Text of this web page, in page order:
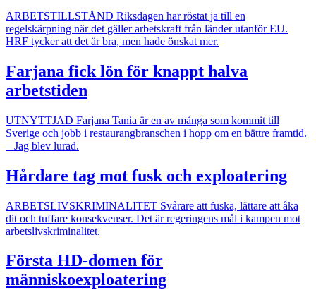
ARBETSTILLSTÅND Riksdagen har röstat ja till en
regelskärpning när det gäller arbetskraft från länder utanför EU.
HRF tycker att det är bra, men hade önskat mer.
Farjana fick lön för knappt halva
arbetstiden
UTNYTTJAD Farjana Tania är en av många som kommit till
Sverige och jobb i restaurangbranschen i hopp om en bättre framtid.
– Jag blev lurad.
Hårdare tag mot fusk och exploatering
ARBETSLIVSKRIMINALITET Svårare att fuska, lättare att åka
dit och tuffare konsekvenser. Det är regeringens mål i kampen mot
arbetslivskriminalitet.
Första HD-domen för
människoexploatering